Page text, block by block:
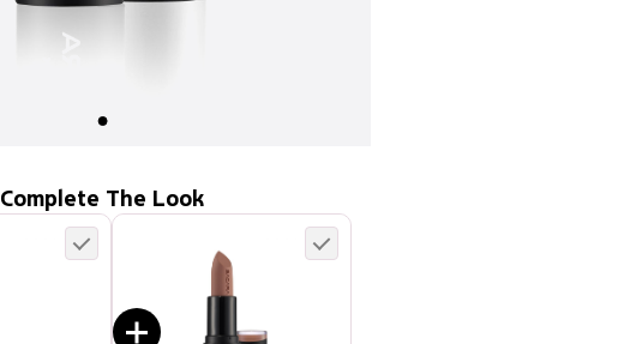
Complete The Look